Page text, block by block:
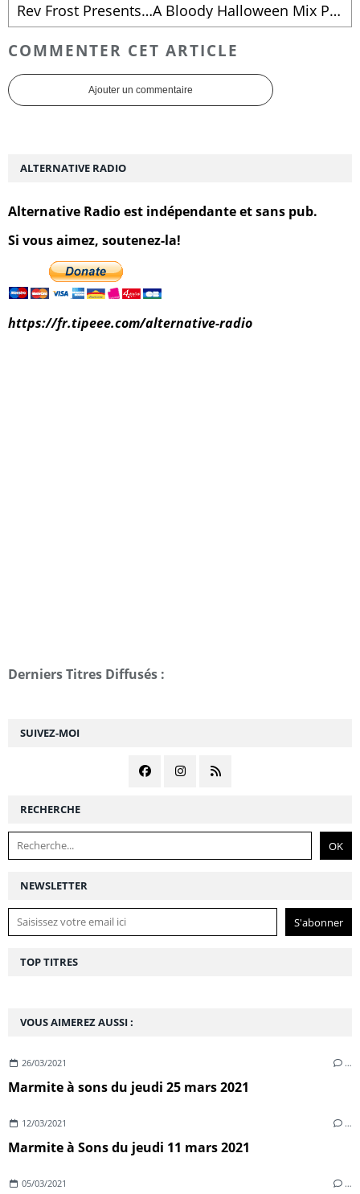
Rev Frost Presents…A Bloody Halloween Mix Part 10 !
COMMENTER CET ARTICLE
Ajouter un commentaire
NEWSLETTER
SUIVEZ-MOI
RECHERCHE
VOUS AIMEREZ AUSSI :
26/03/2021 …
Marmite à sons du jeudi 25 mars 2021
12/03/2021 …
Marmite à Sons du jeudi 11 mars 2021
05/03/2021 …
ALTERNATIVE RADIO
Alternative Radio est indépendante et sans pub.
Si vous aimez, soutenez-la!
https://fr.tipeee.com/alternative-radio
Derniers Titres Diffusés :
TOP TITRES